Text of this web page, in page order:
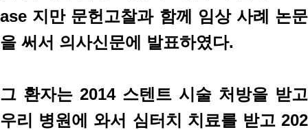
ase 지만 문헌고찰과 함께 임상 사례 논문
을 써서 의사신문에 발표하였다.
그 환자는 2014 스텐트 시술 처방을 받고
우리 병원에 와서 심터치 치료를 받고 202